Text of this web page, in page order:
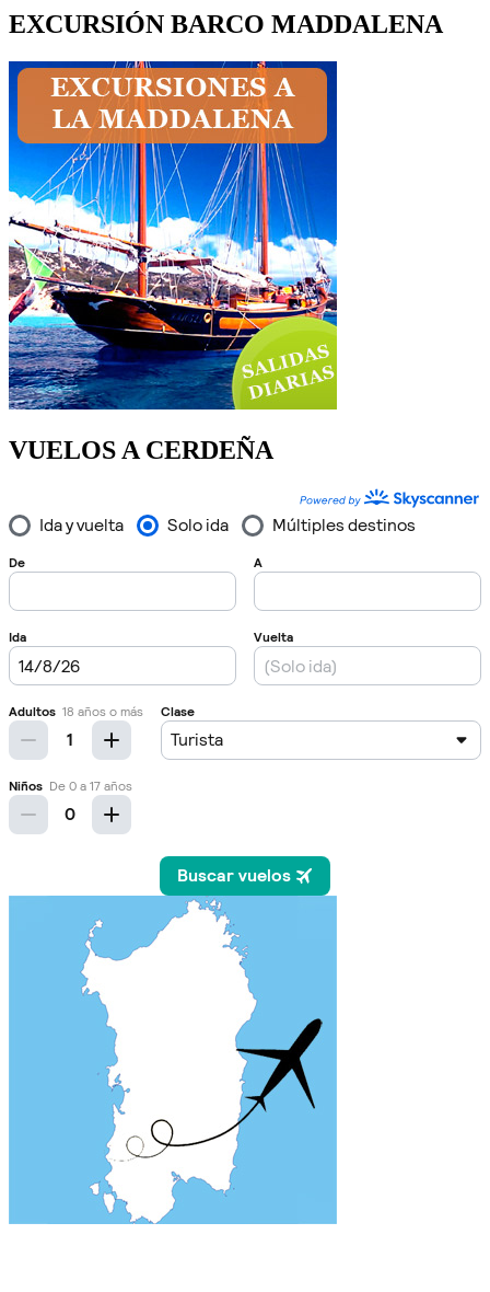
EXCURSIÓN BARCO MADDALENA
VUELOS A CERDEÑA